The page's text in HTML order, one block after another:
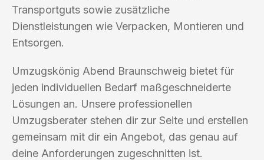
Transportguts sowie zusätzliche
Dienstleistungen wie Verpacken, Montieren und
Entsorgen.
Umzugskönig Abend Braunschweig bietet für
jeden individuellen Bedarf maßgeschneiderte
Lösungen an. Unsere professionellen
Umzugsberater stehen dir zur Seite und erstellen
gemeinsam mit dir ein Angebot, das genau auf
deine Anforderungen zugeschnitten ist.